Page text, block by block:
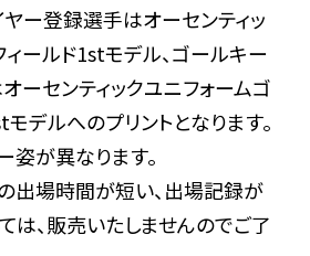
ヤー登録選手はオーセンティッ
ィールド1stモデル、ゴールキー
ーセンティックユニフォームゴ
デルへのプリントとなります。
姿が異なります。
出場時間が短い、出場記録が
は、販売いたしませんのでご了